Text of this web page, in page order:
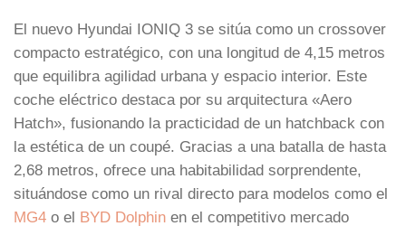
El nuevo Hyundai IONIQ 3 se sitúa como un crossover
compacto estratégico, con una longitud de 4,15 metros
que equilibra agilidad urbana y espacio interior. Este
coche eléctrico destaca por su arquitectura «Aero
Hatch», fusionando la practicidad de un hatchback con
la estética de un coupé. Gracias a una batalla de hasta
2,68 metros, ofrece una habitabilidad sorprendente,
situándose como un rival directo para modelos como el
MG4 o el BYD Dolphin en el competitivo mercado